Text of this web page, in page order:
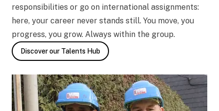
responsibilities or go on international assignments:
here, your career never stands still. You move, you
progress, you grow. Always within the group.
Discover our Talents Hub